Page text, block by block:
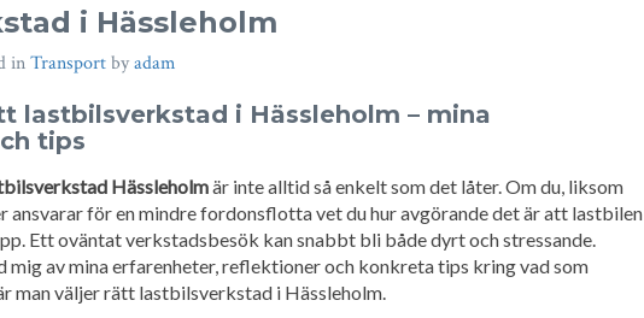
i Hässleholm
inTransportbyadam
lastbilsverkstad i Hässleholm – mina
tips
Hässleholmär inte alltid så enkelt som det låter. Om du, liksom
ansvarar för en mindre fordonsflotta vet du hur avgörande det är att lastbilen
Ett oväntat verkstadsbesök kan snabbt bli både dyrt och stressande.
mig av mina erfarenheter, reflektioner och konkreta tips kring vad som
man väljer rätt lastbilsverkstad i Hässleholm.